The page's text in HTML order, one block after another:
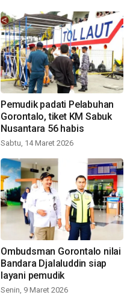
Pemudik padati Pelabuhan
Gorontalo, tiket KM Sabuk
Nusantara 56 habis
Sabtu, 14 Maret 2026
Ombudsman Gorontalo nilai
Bandara Djalaluddin siap
layani pemudik
Senin, 9 Maret 2026